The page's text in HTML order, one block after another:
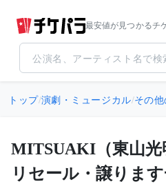
最安値が見つかるチ
トップ/演劇・ミュージカル/その
MITSUAKI（東山光
リセール・譲りま